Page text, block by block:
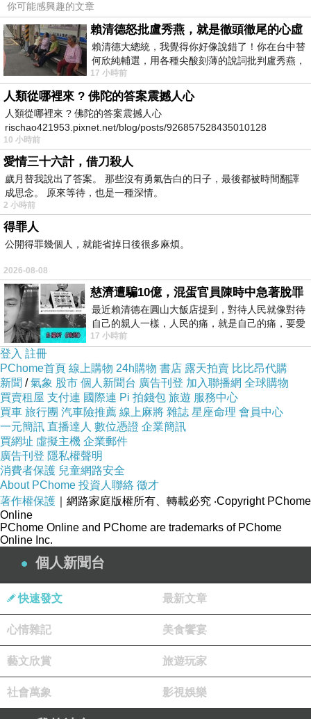
這起事件在日本引起很大關注，因為它涉及的是
大型零售商是否濫用對供應商的優勢地位。
根據提供的報導，分析重點如下：
日本連鎖超市 FEEL Corporation
至2025年2月，在新店開幕或改裝重新開業時，
要求約 350家供應商派員支援。
約有 2萬人次
到店工作，內容包括：
陳列商品
發送開幕紀念品
貼折扣標籤
這些工作沒有支付任何報酬，而且原本應由超市
自行負擔的人力成本，轉嫁給供應商。
日本公平交易委員會調查後認定，此做法可能違
反《下請法》及《獨占禁止法》所規範的濫用優
越地位（Abuse of Superior Bargaining
Position）。
FEEL於 6月30日宣布，將向供應商補償 1億1200
萬日圓（約新台幣2200萬元）。
為什麼這會違法？
關鍵不是「供應商願意幫忙」，而是雙方的交易
地位並不對等。
大型零售商通常掌握商品是否上架、訂單數量等
重要資源，如果要求供應商免費派人支援，供應
商往往很難拒絕，因此日本公平會認為：
超市獲得了勞務利益。
供應商承擔了薪資成本。
超市卻沒有支付合理對價。
這種情況被視為利用交易上的優勢地位，將自身
成本轉嫁給交易對象。
補償金怎麼算？
新聞中的
億 萬日圓 並不是發給 萬名員
你可能感興趣的文章
賴清德怒批盧秀燕，就是徹頭徹尾的心虛
賴清德大總統，我覺得你好像說錯了！你在台中替
何欣純輔選，用各種尖酸刻薄的說詞批判盧秀燕，
罵她施政滿意度輸給陳其邁，甚至還說盧
17 小時前
人類從哪裡來 ? 佛陀的答案震撼人心
人類從哪裡來 ? 佛陀的答案震撼人心
rischao421953.pixnet.net/blog/posts/926857528435010128
10 小時前
愛情三十六計，借刀殺人
歲月替我說出了答案。 那些沒有勇氣告白的日子，最後都被時間翻譯
成思念。 原來等待，也是一種深情。
2 小時前
得罪人
公開得罪幾個人，就能省掉日後很多麻煩。
2026-08-08
慈濟遭騙10億，混蛋官員陳時中急著脫罪
最近賴清德在圓山大飯店提到，對待人民就像對待
自己的親人一樣，人民的痛，就是自己的痛，要愛
民如親，說的這麼好聽，實際上根本沒做
17 小時前
登入 註冊
PChome首頁 線上購物 24h購物 書店 露天拍賣 比比昂代購
新聞 /氣象 股市 個人新聞台 廣告刊登 加入聯播網 全球購物
買賣租屋 支付連 國際連 Pi 拍錢包 旅遊 服務中心
買車 旅行團 汽車險推薦 線上麻將 雜誌 星座命理 會員中心
一元簡訊 直播達人 數位憑證 企業簡訊
買網址 虛擬主機 企業郵件
廣告刊登 隱私權聲明
消費者保護 兒童網路安全
About PChome 投資人聯絡 徵才
著作權保護 ｜網路家庭版權所有、轉載必究 ‧Copyright PChome
Online
PChome Online and PChome are trademarks of PChome
Online Inc.
個人新聞台
快速發文 最新文章
心情雜記 美食饗宴
藝文欣賞 旅遊玩家
社會萬象 影視娛樂